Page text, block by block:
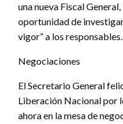
una nueva Fiscal
oportunidad de
vigor” a los responsables.
Negociaciones
El Secretario General
Liberación Nacional por
ahora en la mesa de